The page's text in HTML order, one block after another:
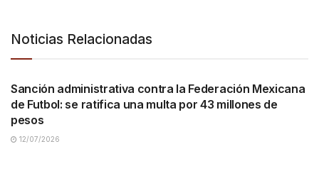
Noticias Relacionadas
NACIONALES
Sanción administrativa contra la Federación Mexicana
de Futbol: se ratifica una multa por 43 millones de
pesos
12/07/2026